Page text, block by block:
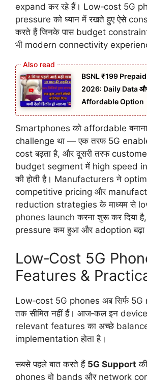
expand कर रहे हैं। Low‑cost 5G
pressure को ध्यान में रखते हुए ऐसे
करते हैं जिनके पास budget
भी modern connectivity
BSNL ₹199
2026: Daily Data
Affordable Option
Smartphones को affordable बनाना
challenge था — एक तरफ 5G
cost बढ़ता है, और दूसरी तरफ
budget segment में high speed
की होती है। Manufacturers ने
competitive pricing और
reduction strategies के माध्यम से
phones launch करना शुरू कर दिया
pressure कम हुआ और adoption बढ़ा
Low‑Cost 5G
Features &
Low‑cost 5G phones अब सिर्फ
तक सीमित नहीं हैं। आज‑कल इन
relevant features का अच्छे
implementation होता है।
सबसे पहले बात करते हैं 5G Support
phones वो bands और network